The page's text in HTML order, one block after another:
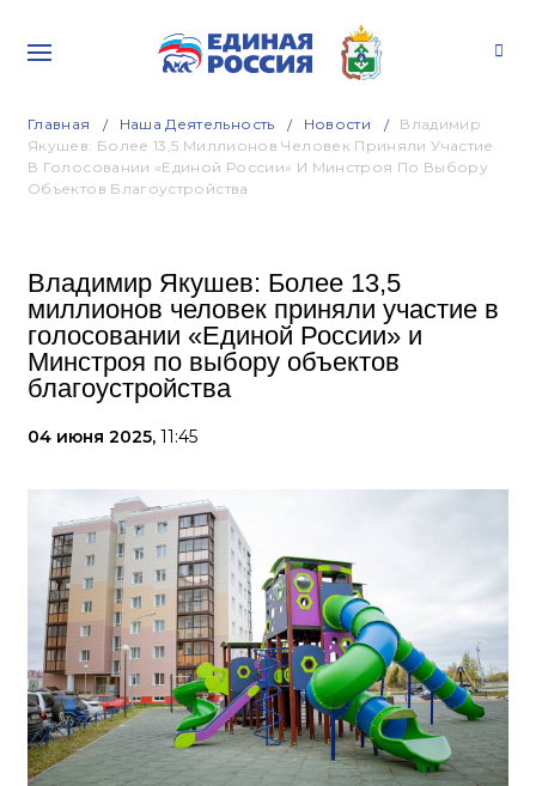
Главная Наша Деятельность Новости
Владимир
Якушев: Более 13,5 Миллионов Человек Приняли Участие
В Голосовании «Единой России» И Минстроя По Выбору
Объектов Благоустройства
Владимир Якушев: Более 13,5
миллионов человек приняли участие в
голосовании «Единой России» и
Минстроя по выбору объектов
благоустройства
04 июня 2025, 11:45